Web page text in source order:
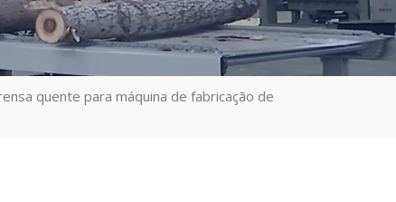
quente para máquina de fabricação de